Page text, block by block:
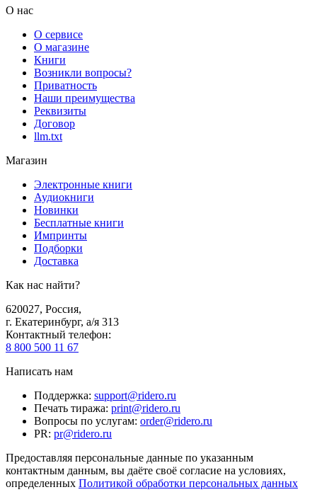
О нас
О сервисе
О магазине
Книги
Возникли вопросы?
Приватность
Наши преимущества
Реквизиты
Договор
llm.txt
Магазин
Электронные книги
Аудиокниги
Новинки
Бесплатные книги
Импринты
Подборки
Доставка
Как нас найти?
620027, Россия,
г. Екатеринбург, а/я 313
Контактный телефон:
8 800 500 11 67
Написать нам
Поддержка: support@ridero.ru
Печать тиража: print@ridero.ru
Вопросы по услугам: order@ridero.ru
PR: pr@ridero.ru
Предоставляя персональные данные по указанным
контактным данным, вы даёте своё согласие на условиях,
определенных Политикой обработки персональных данных